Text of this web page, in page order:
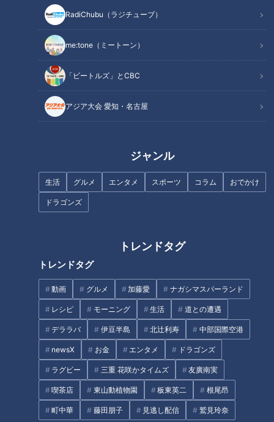
RadiChubu（ラジチューブ）
me:tone（ミートーン）
「ビートルズ」とCBC
アジア大会 愛知・名古屋
ジャンル
生活 グルメ エンタメ スポーツ コラム おでかけ
ドラゴンズ
トレンドタグ
トレンドタグ
動画 グルメ 加藤愛 ナガシマスパーランド
レシピ モーニング 生活 道との遭遇
デララバ 伊豆半島 北辻利寿 中部国際空港
newsX お金 エンタメ ドラゴンズ
ラグビー 三重 花咲かタイムズ 友廣南実
喫茶店 東山動植物園 板東英二 根尾昂
町中華 藤田朋子 見逃し配信 鷲見玲奈
野菜嫌いの女子高生が作る 簡
単！栄養バランス弁当
題に！三重・四日市市で愛され
を担うスーパーアスリートを知
って、スポーツを楽しく応援し
アスリート応援宣言！』3月19
日（日） 午後4時 放送決定！
生活 チャント！ 三重 小林よしひさ
番組紹介
チャント！
「よしお兄さんのもっと“みえ”推し！」動画
身近な生活情報から芸能、どこよりも詳しい天気情報などなど、東